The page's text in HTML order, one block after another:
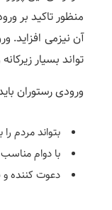
منظور تاکید بر
آن نیزمی
تواند بسیار
ورودی رستوران
بتواند مردم
با دوام
دعوت کننده و